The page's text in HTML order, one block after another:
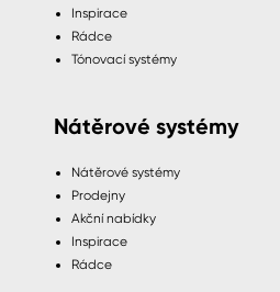
Inspirace
Rádce
Tónovací systémy
Nátěrové systémy
Nátěrové systémy
Prodejny
Akční nabídky
Inspirace
Rádce